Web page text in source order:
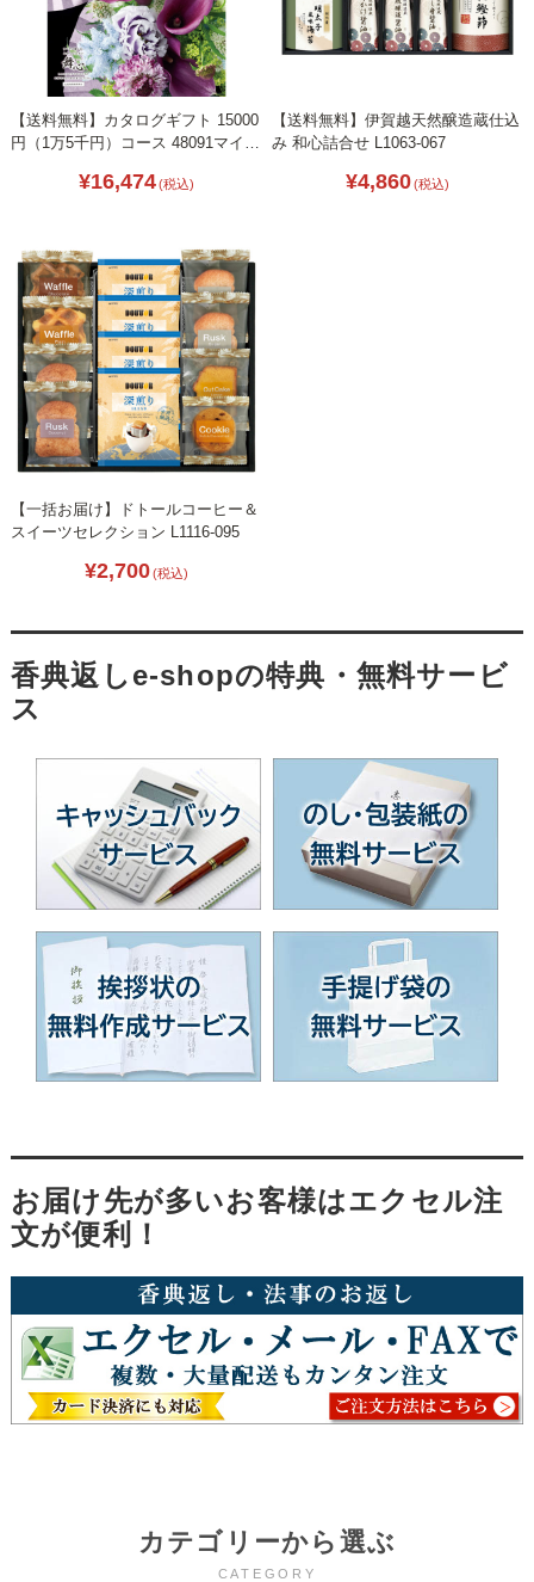
【送料無料】カタログギフト 15000
円（1万5千円）コース 48091マイハ
¥16,474(税込)
【送料無料】伊賀越天然醸造蔵仕込
み 和心詰合せ L1063-067
¥4,860(税込)
【一括お届け】ドトールコーヒー＆
スイーツセレクション L1116-095
¥2,700(税込)
香典返しe-shopの特典・無料サービ
ス
お届け先が多いお客様はエクセル注
文が便利！
カテゴリーから選ぶ
CATEGORY